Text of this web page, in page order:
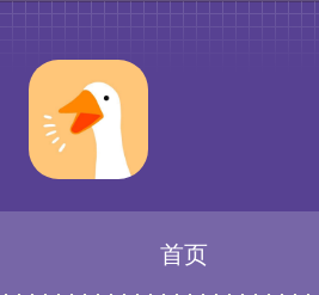
首页